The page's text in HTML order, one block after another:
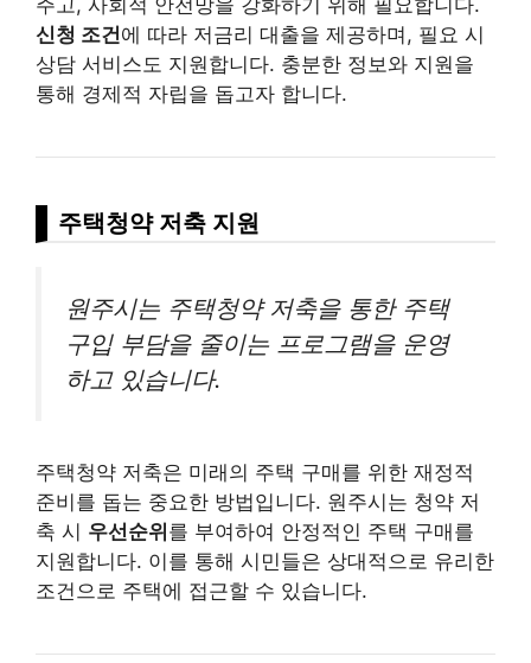
신청 조건에 따라 저금리 대출을 제공하며, 필요 시
상담 서비스도 지원합니다. 충분한 정보와 지원을
통해 경제적 자립을 돕고자 합니다.
주택청약 저축 지원
원주시는 주택청약 저축을 통한 주택
구입 부담을 줄이는 프로그램을 운영
하고 있습니다.
주택청약 저축은 미래의 주택 구매를 위한 재정적
준비를 돕는 중요한 방법입니다. 원주시는 청약 저
축 시 우선순위를 부여하여 안정적인 주택 구매를
지원합니다. 이를 통해 시민들은 상대적으로 유리한
조건으로 주택에 접근할 수 있습니다.